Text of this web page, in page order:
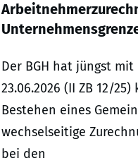
Der BGH hat jüngst mit
23.06.2026 (II ZB 12/
Bestehen eines
wechselseitige
bei den